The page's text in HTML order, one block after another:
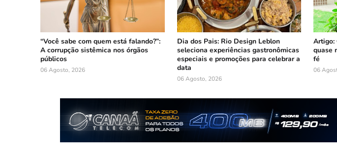
“Você sabe com quem está falando?”:
A corrupção sistêmica nos órgãos
públicos
06 Agosto, 2026
Dia dos Pais: Rio Design Leblon
seleciona experiências gastronômicas
especiais e promoções para celebrar a
data
06 Agosto, 2026
Artigo:
quase
fé
06